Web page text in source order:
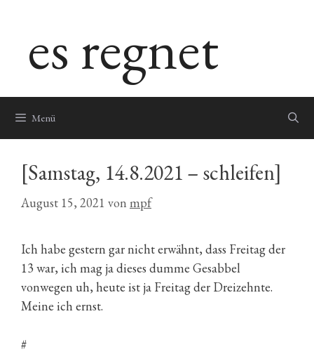
springenes regnet
Menü
[Samstag, 14.8.2021 – schleifen]
August 15, 2021 von mpf
Ich habe gestern gar nicht erwähnt, dass Freitag der
13 war, ich mag ja dieses dumme Gesabbel
vonwegen uh, heute ist ja Freitag der Dreizehnte.
Meine ich ernst.
#